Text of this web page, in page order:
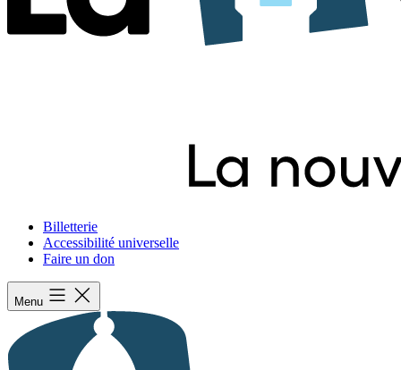
Billetterie
Accessibilité universelle
Faire un don
Menu